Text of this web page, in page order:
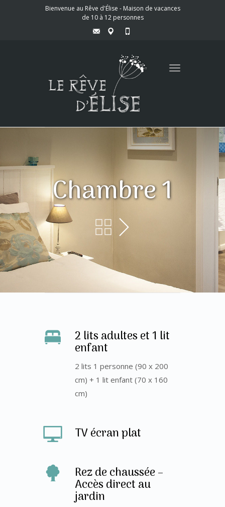
Bienvenue au Rêve d'Élise - Maison de vacances
de 10 à 12 personnes
Toggle
Chambre 1
2 lits adultes et 1 lit
enfant
2 lits 1 personne (90 x 200
cm) + 1 lit enfant (70 x 160
cm)
TV écran plat
Rez de chaussée –
Accès direct au
jardin